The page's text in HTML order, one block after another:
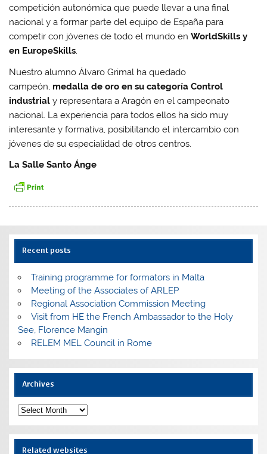
competición autonómica que puede llevar a una final
nacional y a formar parte del equipo de España para
competir con jóvenes de todo el mundo enWorldSkills y
en EuropeSkills.
Nuestro alumno Álvaro Grimal ha quedado
campeón, medalla de oro en su categoría Control
industrial y representara a Aragón en el campeonato
nacional. La experiencia para todos ellos ha sido muy
interesante y formativa, posibilitando el intercambio con
jóvenes de su especialidad de otros centros.
La Salle Santo Ánge
Recent posts
Training programme for formators in Malta
Meeting of the Associates of ARLEP
Regional Association Commission Meeting
Visit from HE the French Ambassador to the Holy
See, Florence Mangin
RELEM MEL Council in Rome
Archives
Archives
Related websites